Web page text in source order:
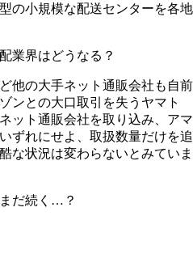
の小規模な配送センターを各地
業界はどうなる？
他の大手ネット通販会社も自前
ンとの大口取引を失うヤマト
ット通販会社を取り込み、アマ
ずれにせよ、取扱数量だけを追
な状況は変わらないとみていま
だ続く…？